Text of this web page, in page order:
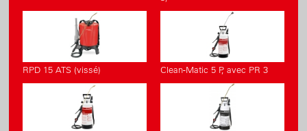
RPD 15 ATS (vissé) Clean-Matic 5 P, avec PR 3